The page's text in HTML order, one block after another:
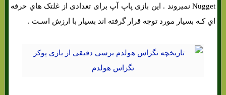
Nugget نمیروند . این بازی پاپ آپ برای تعدادی از غلتک هاي‌ حرفه
اي کـه بسیار مورد توجه قرار گرفته اند بسیار با ارزش اسـت .